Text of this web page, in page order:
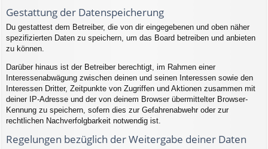
Gestattung der Datenspeicherung
Du gestattest dem Betreiber, die von dir eingegebenen und oben näher
spezifizierten Daten zu speichern, um das Board betreiben und anbieten
zu können.
Darüber hinaus ist der Betreiber berechtigt, im Rahmen einer
Interessenabwägung zwischen deinen und seinen Interessen sowie den
Interessen Dritter, Zeitpunkte von Zugriffen und Aktionen zusammen mit
deiner IP-Adresse und der von deinem Browser übermittelter Browser-
Kennung zu speichern, sofern dies zur Gefahrenabwehr oder zur
rechtlichen Nachverfolgbarkeit notwendig ist.
Regelungen bezüglich der Weitergabe deiner Daten